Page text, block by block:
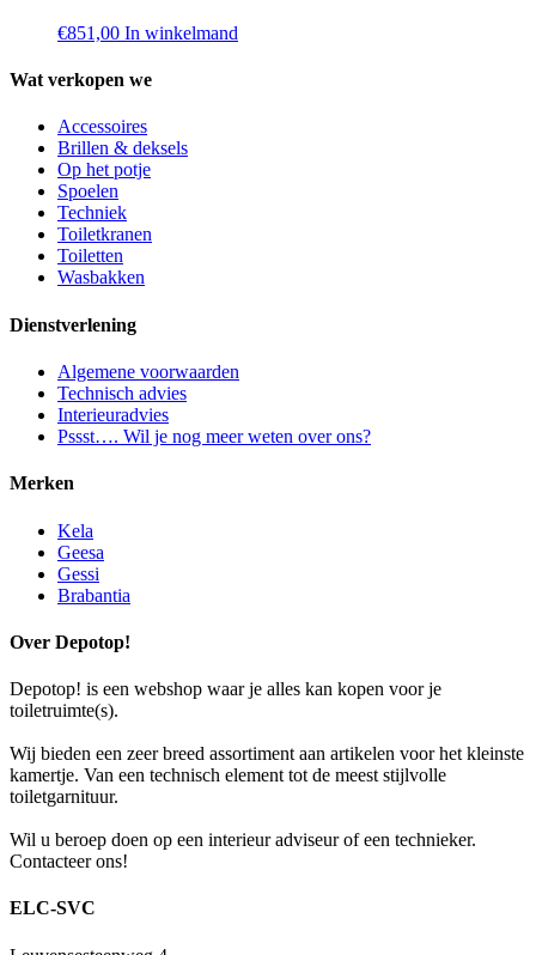
€851,00 In winkelmand
Wat verkopen we
Accessoires
Brillen & deksels
Op het potje
Spoelen
Techniek
Toiletkranen
Toiletten
Wasbakken
Dienstverlening
Algemene voorwaarden
Technisch advies
Interieuradvies
Pssst…. Wil je nog meer weten over ons?
Merken
Kela
Geesa
Gessi
Brabantia
Over Depotop!
Depotop! is een webshop waar je alles kan kopen voor je
toiletruimte(s).
Wij bieden een zeer breed assortiment aan artikelen voor het kleinste
kamertje. Van een technisch element tot de meest stijlvolle
toiletgarnituur.
Wil u beroep doen op een interieur adviseur of een technieker.
Contacteer ons!
ELC-SVC